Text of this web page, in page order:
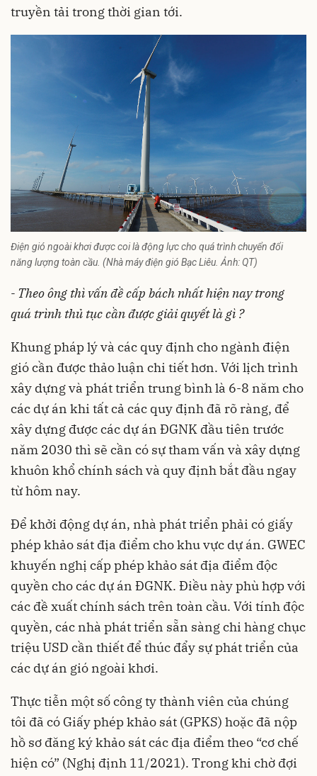
truyền tải trong thời gian tới.
Điện gió ngoài khơi được coi là động lực cho quá trình chuyển đổi
năng lượng toàn cầu. (Nhà máy điện gió Bạc Liêu. Ảnh: QT)
- Theo ông thì vấn đề cấp bách nhất hiện nay trong
quá trình thủ tục cần được giải quyết là gì ?
Khung pháp lý và các quy định cho ngành điện
gió cần được thảo luận chi tiết hơn. Với lịch trình
xây dựng và phát triển trung bình là 6-8 năm cho
các dự án khi tất cả các quy định đã rõ ràng, để
xây dựng được các dự án ĐGNK đầu tiên trước
năm 2030 thì sẽ cần có sự tham vấn và xây dựng
khuôn khổ chính sách và quy định bắt đầu ngay
từ hôm nay.
Để khởi động dự án, nhà phát triển phải có giấy
phép khảo sát địa điểm cho khu vực dự án. GWEC
khuyến nghị cấp phép khảo sát địa điểm độc
quyền cho các dự án ĐGNK. Điều này phù hợp với
các đề xuất chính sách trên toàn cầu. Với tính độc
quyền, các nhà phát triển sẵn sàng chi hàng chục
triệu USD cần thiết để thúc đẩy sự phát triển của
các dự án gió ngoài khơi.
Thực tiễn một số công ty thành viên của chúng
tôi đã có Giấy phép khảo sát (GPKS) hoặc đã nộp
hồ sơ đăng ký khảo sát các địa điểm theo “cơ chế
hiện có” (Nghị định 11/2021). Trong khi chờ đợi